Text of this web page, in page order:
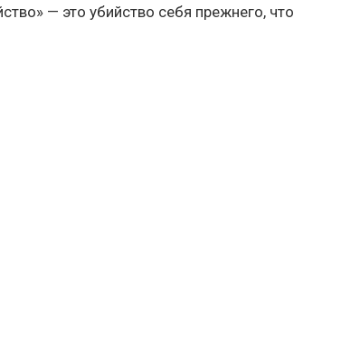
— это убийство себя прежнего, что